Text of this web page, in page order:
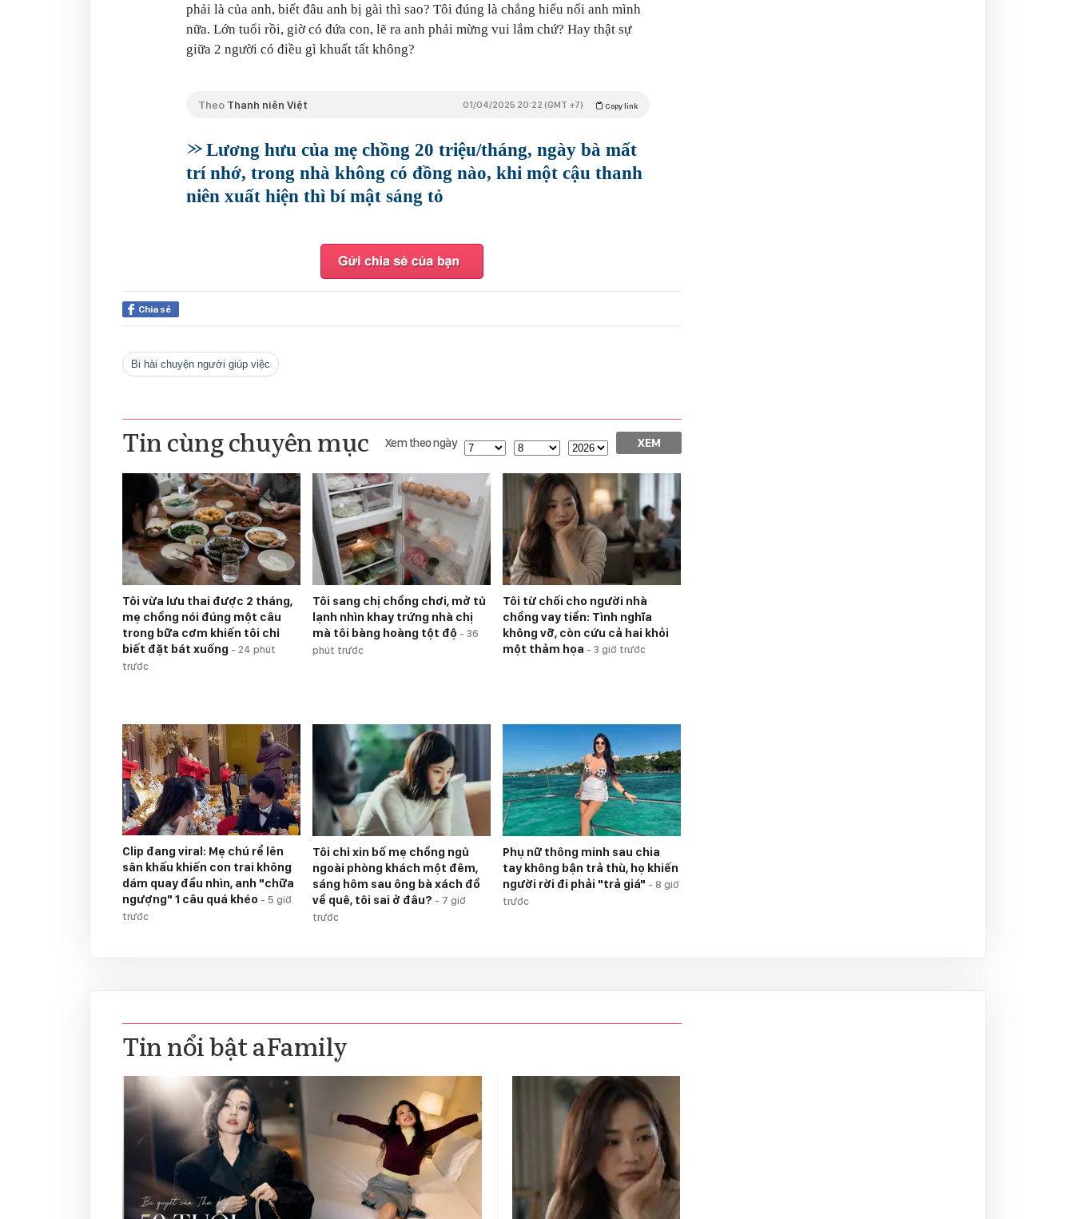
phải là của anh, biết đâu anh bị gài thì sao? Tôi đúng là chẳng hiểu nổi anh mình
nữa. Lớn tuổi rồi, giờ có đứa con, lẽ ra anh phải mừng vui lắm chứ? Hay thật sự
giữa 2 người có điều gì khuất tất không?
Theo Thanh niên Việt Copy link
01/04/2025 20:22 (GMT +7)
Lương hưu của mẹ chồng 20 triệu/tháng, ngày bà mất
trí nhớ, trong nhà không có đồng nào, khi một cậu thanh
niên xuất hiện thì bí mật sáng tỏ
Chia sẻ
Bi hài chuyện người giúp việc
Tin cùng chuyên mục Xem theo ngày XEM
Tôi vừa lưu thai được 2 tháng,
mẹ chồng nói đúng một câu
trong bữa cơm khiến tôi chỉ
biết đặt bát xuống - 24 phút
trước
Tôi sang chị chồng chơi, mở tủ
lạnh nhìn khay trứng nhà chị
mà tôi bàng hoàng tột độ - 36
phút trước
Tôi từ chối cho người nhà
chồng vay tiền: Tình nghĩa
không vỡ, còn cứu cả hai khỏi
một thảm họa - 3 giờ trước
Clip đang viral: Mẹ chú rể lên
sân khấu khiến con trai không
dám quay đầu nhìn, anh "chữa
ngượng" 1 câu quá khéo - 5 giờ
trước
Tôi chỉ xin bố mẹ chồng ngủ
ngoài phòng khách một đêm,
sáng hôm sau ông bà xách đồ
về quê, tôi sai ở đâu? - 7 giờ
trước
Phụ nữ thông minh sau chia
tay không bận trả thù, họ khiến
người rời đi phải "trả giá" - 8 giờ
trước
Tin nổi bật aFamily